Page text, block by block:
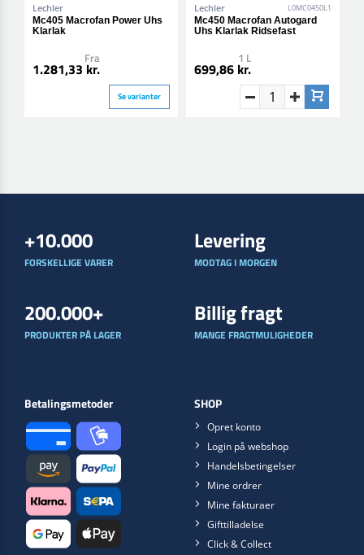
Lechler
Mc405 Macrofan Power Uhs
Klarlak
Fra
1.281,33 kr.
Se varianter
Lechler L0MC0450L1
Mc450 Macrofan Autogard
Uhs Klarlak Ridsefast
1 L
699,86 kr.
+10.000
FORSKELLIGE VARER
Levering
MODTAG I MORGEN
200.000+
PRODUKTER PÅ LAGER
Billig fragt
MANGE FRAGTMULIGHEDER
Betalingsmetoder SHOP
Opret konto
Login på webshop
Handelsbetingelser
Mine ordrer
Mine fakturaer
Gifttilladelse
Click & Collect